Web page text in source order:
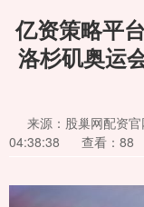
亿资策略平
洛杉矶奥运
来源：股巢网配资官
04:38:38
查看：88